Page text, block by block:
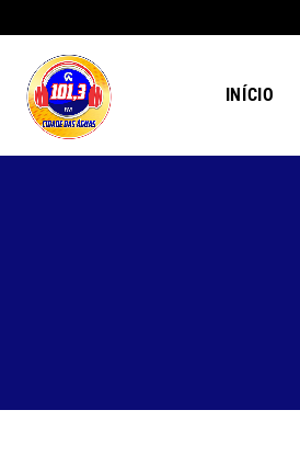
INÍCIO